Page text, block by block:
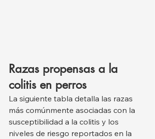
Razas propensas a la
colitis en perros
La siguiente tabla detalla las razas
más comúnmente asociadas con la
susceptibilidad a la colitis y los
niveles de riesgo reportados en la